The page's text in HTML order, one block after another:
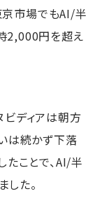
京市場でもAI/半
2,000円を超え
ディアは朝方
は続かず下落
ことで、AI/半
た。